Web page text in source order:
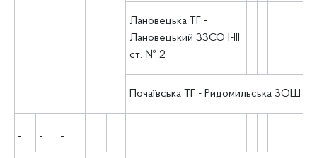
Лановецька ТГ -
Лановецький ЗЗСО І-ІІІ
ст. № 2
Почаївська ТГ - Ридомильська ЗОШ І-